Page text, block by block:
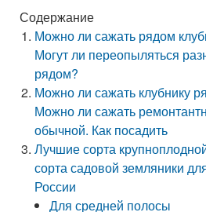
Содержание
Можно ли сажать рядом
Могут ли переопыляться
рядом?
Можно ли сажать клубнику
Можно ли сажать
обычной. Как посадить
Лучшие сорта
сорта садовой земляники
России
Для средней полосы